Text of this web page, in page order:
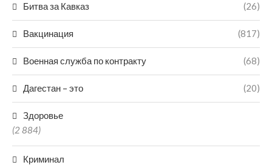
Битва за Кавказ (26)
Вакцинация (817)
Военная служба по контракту (68)
Дагестан – это (20)
Здоровье
(2 884)
Криминал